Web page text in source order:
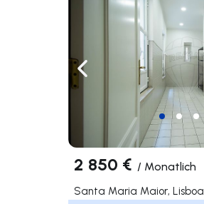
Nach links navigieren
2 850 € / Monatlich
Santa Maria Maior, Lisboa